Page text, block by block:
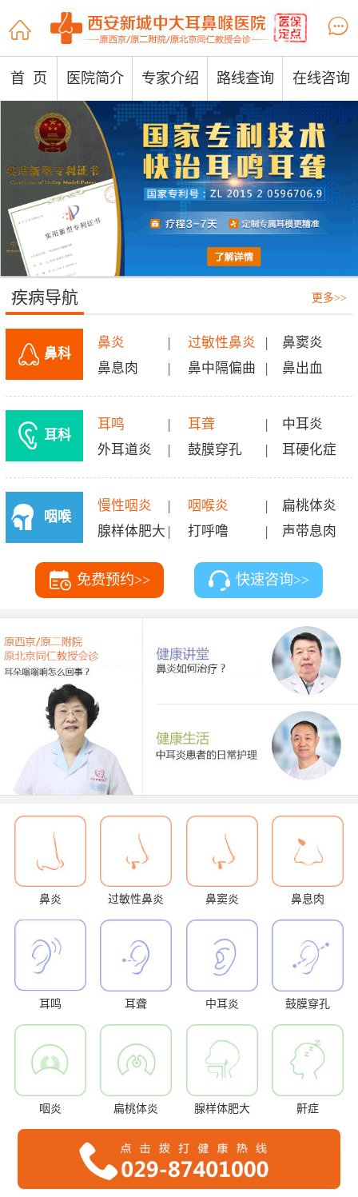
 
首 页 医院简介 专家介绍 路线查询 在线咨询
疾病导航 更多>>
鼻科
鼻炎 | 过敏性鼻炎 |
鼻窦炎
鼻息肉
| 鼻中隔偏曲 | 鼻出血
耳科
耳鸣 | 耳聋 |
中耳炎
外耳道炎
| 鼓膜穿孔 | 耳硬化症
咽喉
慢性咽炎 | 咽喉炎 |
扁桃体炎
腺样体肥大
打呼噜 声带息肉
免费预约>> 快速咨询>>
鼻炎 过敏性鼻炎 鼻窦炎 鼻息肉
耳鸣 耳聋 中耳炎 鼓膜穿孔
咽炎 扁桃体炎 腺样体肥大 鼾症